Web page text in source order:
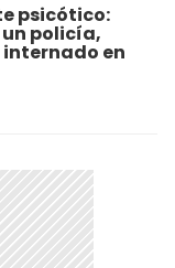
psicótico:
policía,
en